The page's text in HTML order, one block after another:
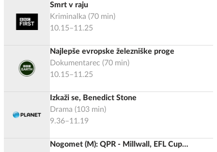
Smrt v raju
Kriminalka (70 min)
10.15–11.25
Najlepše evropske železniške proge
Dokumentarec (70 min)
10.15–11.25
Izkaži se, Benedict Stone
Drama (103 min)
9.36–11.19
Nogomet (M): QPR - Millwall, EFL Cup